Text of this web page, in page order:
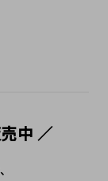
中 ／